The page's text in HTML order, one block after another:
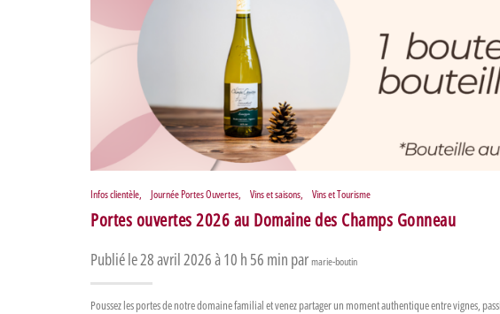
Infos clientèle, Journée Portes Ouvertes, Vins et saisons, Vins et Tourisme
Portes ouvertes 2026 au Domaine des Champs Gonneau
Publié le 28 avril 2026 à 10 h 56 min parmarie-boutin
Poussez les portes de notre domaine familial et venez partager un moment authentique entre vignes,